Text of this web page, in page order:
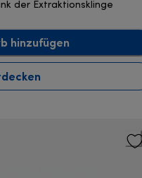
der Extraktionsklinge
hinzufügen